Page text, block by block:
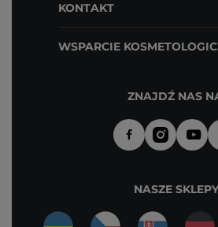
KONTAKT
WSPARCIE
ZNAJDŹ NAS
NASZE SKLEPY